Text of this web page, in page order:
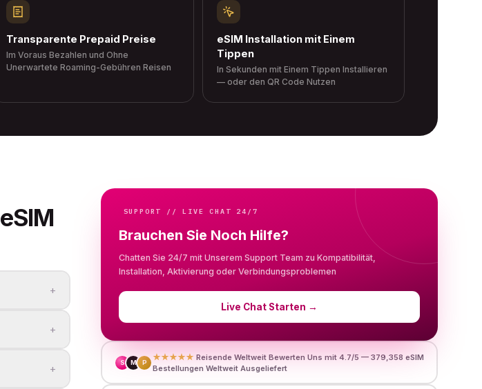
Transparente Prepaid Preise
Im Voraus Bezahlen und Ohne
Unerwartete Roaming-Gebühren Reisen
eSIM Installation mit Einem
Tippen
In Sekunden mit Einem Tippen Installieren
— oder den QR Code Nutzen
eSIM
+
+
+
SUPPORT // LIVE CHAT 24/7
Brauchen Sie Noch Hilfe?
Chatten Sie 24/7 mit Unserem Support Team zu Kompatibilität,
Installation, Aktivierung oder Verbindungsproblemen
Live Chat Starten →
S M P
★★★★★ Reisende Weltweit Bewerten Uns mit 4.7/5 — 379,358 eSIM
Bestellungen Weltweit Ausgeliefert